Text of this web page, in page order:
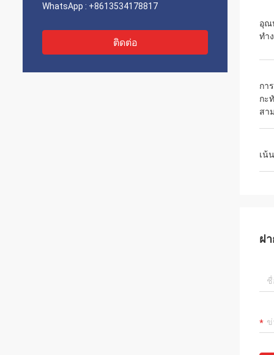
WhatsApp : +8613534178817
ติดต่อ
อุณ
ทำ
กา
กะ
สา
เน้น
ฝ